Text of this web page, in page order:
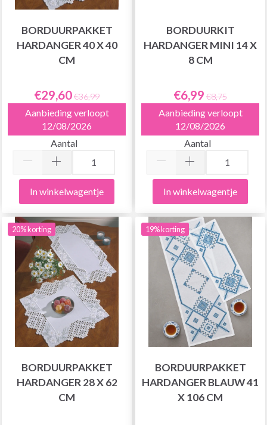
BORDUURPAKKET
HARDANGER 40 X 40
CM
€29,60€36,99
Aanbieding verloopt
12/08/2026
Aantal
In winkelwagentje
BORDUURKIT
HARDANGER MINI 14 X
8 CM
€6,99 €8,75
Aanbieding verloopt
12/08/2026
Aantal
In winkelwagentje
20% korting
BORDUURPAKKET
HARDANGER 28 X 62
CM
19% korting
BORDUURPAKKET
HARDANGER BLAUW 41
X 106 CM